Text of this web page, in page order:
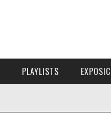
PLAYLISTS